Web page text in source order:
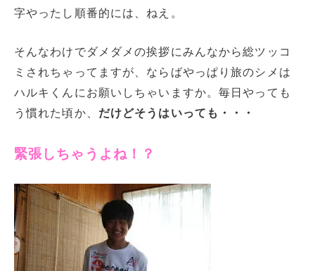
字やったし順番的には、ねえ。
そんなわけでダメダメの挨拶にみんなから総ツッコ
ミされちゃってますが、ならばやっぱり旅のシメは
ハルキくんにお願いしちゃいますか。毎日やっても
う慣れた頃か、 だけどそうはいっても・・・
緊張しちゃうよね！？